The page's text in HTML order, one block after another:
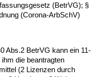
(BetrVG); §
(Corona-ArbSchV)
Abs.2 BetrVG kann ein 11-
die beantragten
(2 Lizenzen durch